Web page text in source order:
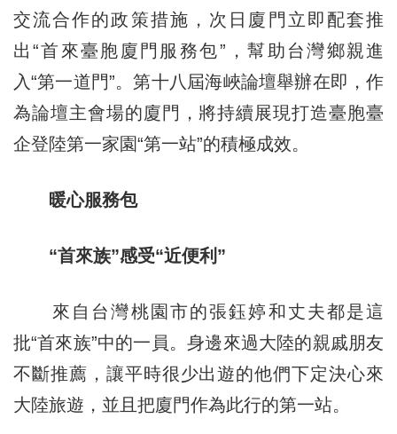
交流合作的政策措施，次日廈門立即配套推
出“首來臺胞廈門服務包”，幫助台灣鄉親進
入“第一道門”。第十八屆海峽論壇舉辦在即，作
為論壇主會場的廈門，將持續展現打造臺胞臺
企登陸第一家園“第一站”的積極成效。
暖心服務包
“首來族”感受“近便利”
來自台灣桃園市的張鈺婷和丈夫都是這
批“首來族”中的一員。身邊來過大陸的親戚朋友
不斷推薦，讓平時很少出遊的他們下定決心來
大陸旅遊，並且把廈門作為此行的第一站。